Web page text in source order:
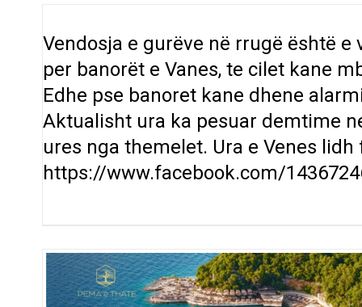
Vendosja e gurëve në rrugë është
per banorët e Vanes, te cilet kane
Edhe pse banoret kane dhene
Aktualisht ura ka pesuar demtime
ures nga themelet. Ura e Venes
https://www.facebook.com/